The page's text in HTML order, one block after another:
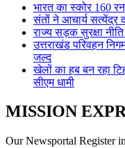
भारत का स्कोर 160
संतों ने आचार्य सत्येंद्र
राज्य सड़क सुरक्षा
उत्तराखंड परिवहन
जल्द
खेलों का हब बन रहा
सीएम धामी
MISSION
Our Newsportal Register